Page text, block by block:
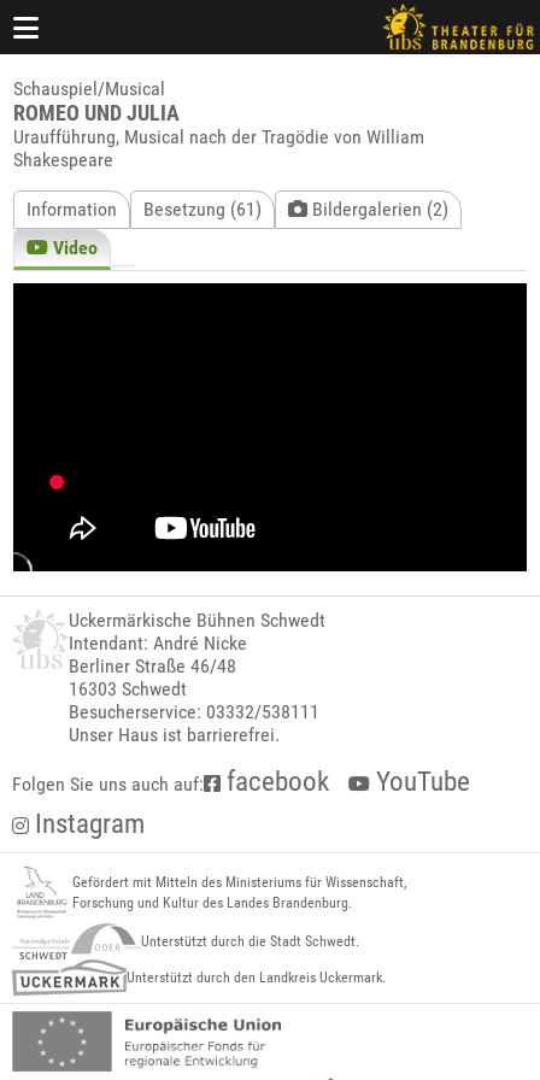
Schauspiel/Musical
ROMEO UND JULIA
Uraufführung, Musical nach der Tragödie von William
Shakespeare
Information Besetzung (61)
Bildergalerien (2)
Video
Uckermärkische Bühnen Schwedt
Intendant: André Nicke
Berliner Straße 46/48
16303 Schwedt
Besucherservice: 03332/538111
Unser Haus ist barrierefrei.
Folgen Sie uns auch auf: facebook
YouTube
Instagram
Gefördert mit Mitteln des Ministeriums für Wissenschaft,
Forschung und Kultur des Landes Brandenburg.
Unterstützt durch die Stadt Schwedt.
Unterstützt durch den Landkreis Uckermark.